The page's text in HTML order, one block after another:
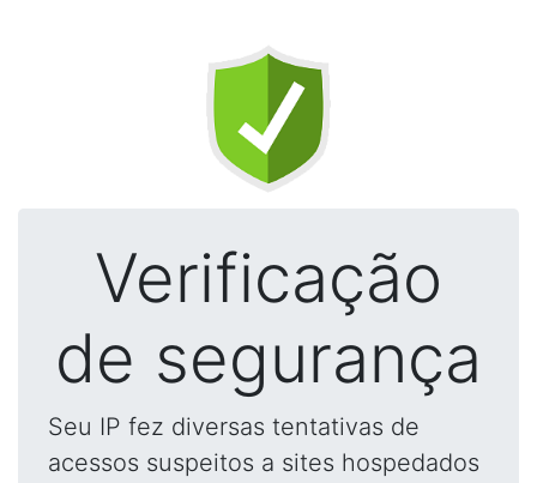
Verificação
de segurança
Seu IP fez diversas tentativas de
acessos suspeitos a sites hospedados